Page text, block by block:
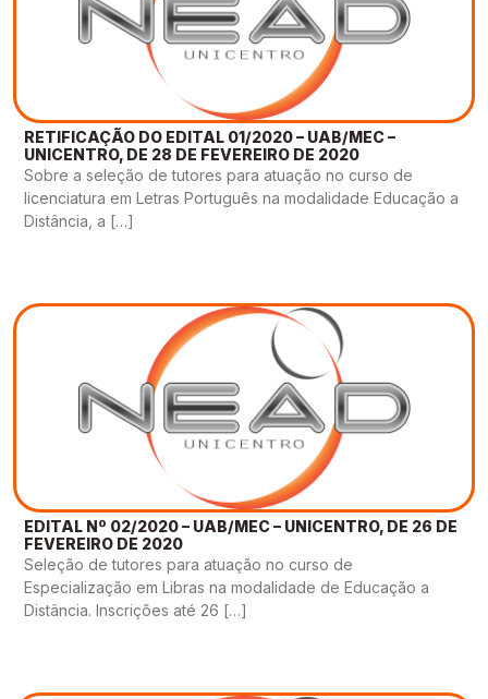
RETIFICAÇÃO DO EDITAL 01/2020 – UAB/MEC –
UNICENTRO, DE 28 DE FEVEREIRO DE 2020
Sobre a seleção de tutores para atuação no curso de
licenciatura em Letras Português na modalidade Educação a
Distância, a […]
EDITAL Nº 02/2020 – UAB/MEC – UNICENTRO, DE 26 DE
FEVEREIRO DE 2020
Seleção de tutores para atuação no curso de
Especialização em Libras na modalidade de Educação a
Distância. Inscrições até 26 […]